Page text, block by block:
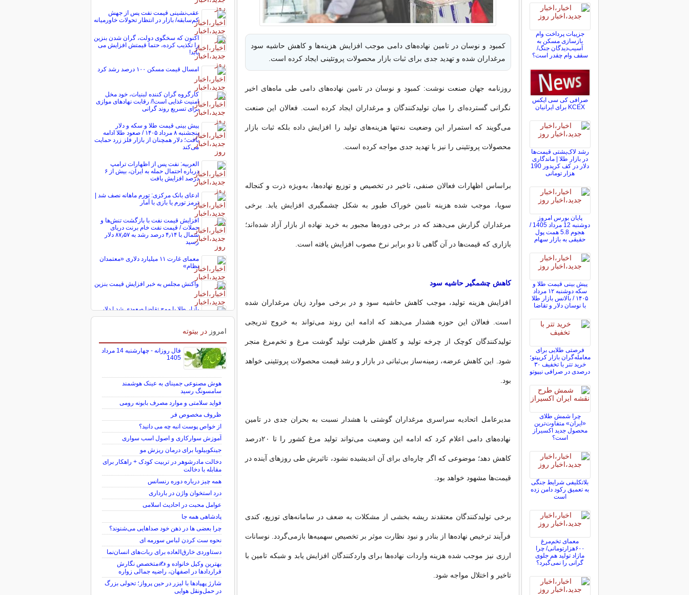
کمبود و نوسان در تامین نهاده‌های دامی موجب افزایش هزینه‌ها و کاهش حاشیه سود
مرغداران شده و تهدید جدی برای ثبات بازار محصولات پروتئینی ایجاد کرده است.
روزنامه جهان صنعت نوشت: کمبود و نوسان در تامین نهاده‌های دامی طی ماه‌های اخیر
نگرانی گسترده‌ای را میان تولیدکنندگان و مرغداران ایجاد کرده است. فعالان این صنعت
می‌گویند که استمرار این وضعیت نه‌تنها هزینه‌های تولید را افزایش داده بلکه ثبات بازار
محصولات پروتئینی را نیز با تهدید جدی مواجه کرده است.
براساس اظهارات فعالان صنفی، تاخیر در تخصیص و توزیع نهاده‌ها، به‌ویژه ذرت و کنجاله
سویا، موجب شده هزینه تامین خوراک طیور به شکل چشمگیری افزایش یابد. برخی
مرغداران گزارش می‌دهند که در برخی دوره‌ها مجبور به خرید نهاده از بازار آزاد شده‌اند؛
بازاری که قیمت‌ها در آن گاهی تا دو برابر نرخ مصوب افزایش یافته است.
کاهش چشمگیر حاشیه سود
افزایش هزینه تولید، موجب کاهش حاشیه سود و در برخی موارد زیان مرغداران شده
است. فعالان این حوزه هشدار می‌دهند که ادامه این روند می‌تواند به خروج تدریجی
تولیدکنندگان کوچک از چرخه تولید و کاهش ظرفیت تولید گوشت مرغ و تخم‌مرغ منجر
شود. این کاهش عرضه، زمینه‌ساز بی‌ثباتی در بازار و رشد قیمت محصولات پروتئینی خواهد
بود.
مدیرعامل اتحادیه سراسری مرغداران گوشتی با هشدار نسبت به بحران جدی در تامین
نهاده‌های دامی اعلام کرد که ادامه این وضعیت می‌تواند تولید مرغ کشور را تا ۲۰‌درصد
کاهش دهد؛ موضوعی که اگر چاره‌ای برای آن اندیشیده نشود، تاثیرش طی روزهای آینده در
قیمت‌ها مشهود خواهد بود.
برخی تولیدکنندگان معتقدند ریشه بخشی از مشکلات به ضعف در سامانه‌های توزیع، کندی
فرآیند ترخیص نهاده‌ها از بنادر و نبود نظارت موثر بر تخصیص سهمیه‌ها بازمی‌گردد. نوسانات
ارزی نیز موجب شده هزینه واردات نهاده‌ها برای واردکنندگان افزایش یابد و شبکه تامین با
تاخیر و اختلال مواجه شود.
جزییات پرداخت وام
بازسازی مسکن به
آسیب‌دیدگان جنگ/
سقف وام چقدر است؟
صرافی کی سی ایکس
KCEX برای ایرانیان
رشد لاک‌پشتی قیمت‌ها
در بازار طلا | ماندگاری
دلار در کف کریدور 190
هزار تومانی
پایان بورس امروز
دوشنبه 12 مرداد 1405 /
هجوم 5.8 همت پول
حقیقی به بازار سهام
پیش ‌بینی قیمت طلا و
سکه دوشنبه ۱۲ مرداد
۱۴۰۵ / بالانس بازار طلا
با نوسان دلار و تقاضا
فرصتی طلایی برای
معامله‌گران بازار کریپتو؛
خرید تتر با تخفیف ۳۰
درصدی در صرافی نیپوتو
چرا شمش طلای
«ایران» متفاوت‌ترین
محصول جدید اکسیراز
است؟
بلاتکلیفی‌ شرایط جنگی
به تعمیق رکود دامن زده
است
معمای تخم‌مرغ
۶۰۰هزارتومانی/ چرا
مازاد تولید هم جلوی
گرانی را نمی‌گیرد؟
عقب‌نشینی قیمت نفت پس از جهش
کم‌سابقه/ بازار در انتظار تحولات خاورمیانه
اکنون که سخگوی دولت، گران شدن بنزین
را تکذیب کرده، حتما قیمتش افزایش می
یابد!
امسال قیمت مسکن ۱۰۰ درصد رشد کرد
کارگروه گران کننده لبنیات، خود مخل
امنیت غذایی است!/ رقابت نهاد‌های موازی
برای تسریع روند گرانی
پیش ‌بینی قیمت طلا و سکه و دلار
پنجشنبه ۸ مرداد ۱۴۰۵ / صعود طلا ادامه
یافت؛ دلار همچنان از بازار فلز زرد حمایت
می‌کند
العربیه: نفت پس از اظهارات ترامپ
درباره احتمال حمله به ایران، بیش از ۶
درصد افزایش یافت
ادعای بانک مرکزی: تورم ماهانه نصف شد |
ترمز تورم یا بازی با آمار
افزایش قیمت نفت با بازگشت تنش‌ها و
حملات / قیمت نفت خام برنت دریای
شمال با ۴٫۱۴ درصد رشد به ۸۷٫۵۷ دلار
رسید
معمای غارت ۱۱ میلیارد دلاری «معتمدان
نظام»
واکنش مجلس به خبر افزایش قیمت بنزین
بازار طلا با موج تقاضا صعودی شد | دلار
برای بازگشت به کریدور 190 هزار تومانی
امروز در بیتوته
فال روزانه - چهارشنبه 14 مرداد
1405
هوش مصنوعی جمینای به عینک هوشمند
سامسونگ رسید
فواید سلامتی و موارد مصرف بابونه رومی
ظروف مخصوص فر
از خواص پوست انبه چه می دانید؟
آموزش سوارکاری و اصول اسب سواری
جینکوبیلوبا برای درمان ریزش مو
دخالت مادرشوهر در تربیت کودک + راهکار برای
مقابله با دخالت
همه چیز درباره دوره رنسانس
درد استخوان واژن در بارداری
عوامل محبت در احادیث اسلامى
پادشاهی همه جا
چرا بعضی ها در ذهن خود صداهایی می‌شنوند؟
نحوه ست کردن لباس سورمه ای
دستاوردی خارق‌العاده برای ربات‌های انسان‌نما
بهترین وکیل خانواده و ✍️متخصص نگارش
قراردادها در اصفهان، راضیه جمالی زواره
شارژ پهپادها با لیزر در حین پرواز؛ تحولی بزرگ
در حمل‌ونقل هوایی